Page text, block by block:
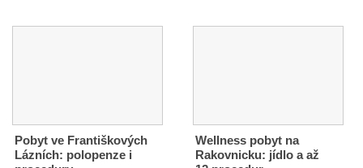
Pobyt ve Františkových
Lázních: polopenze i
Wellness pobyt na
Rakovnicku: jídlo a až